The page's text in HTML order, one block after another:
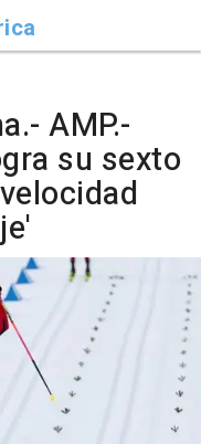
AMP.-
su sexto